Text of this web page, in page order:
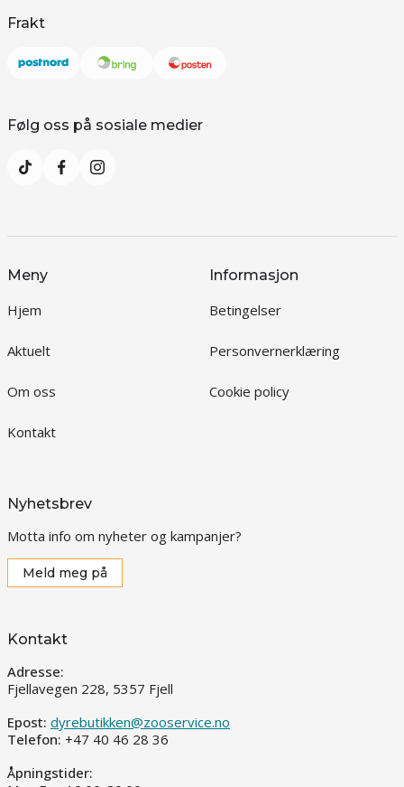
Frakt
Følg oss på sosiale medier
Meny
Hjem
Aktuelt
Om oss
Kontakt
Informasjon
Betingelser
Personvernerklæring
Cookie policy
Nyhetsbrev
Motta info om nyheter og kampanjer?
Meld meg på
Kontakt
Adresse:
Fjellavegen 228, 5357 Fjell
Epost: dyrebutikken@zooservice.no
Telefon: +47 40 46 28 36
Åpningstider: